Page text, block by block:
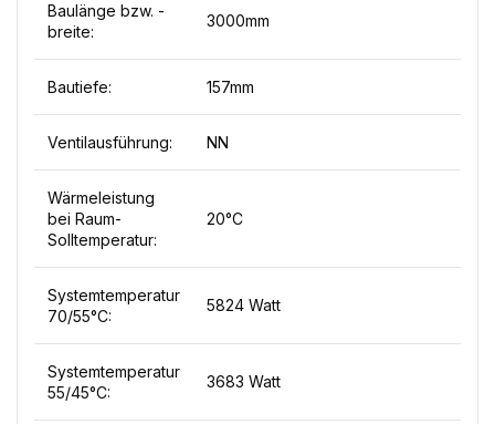
Baulänge bzw. -
breite:
3000mm
Bautiefe: 157mm
Ventilausführung: NN
Wärmeleistung
bei Raum-
Solltemperatur:
20°C
Systemtemperatur
70/55°C:
5824 Watt
Systemtemperatur
55/45°C:
3683 Watt